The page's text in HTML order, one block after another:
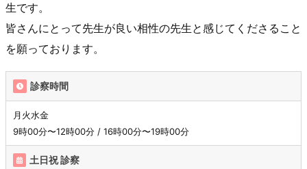
生です。
皆さんにとって先生が良い相性の先生と感じてくださること
を願っております。
診察時間
月火水金
9時00分〜12時00分 / 16時00分〜19時00分
土日祝 診察